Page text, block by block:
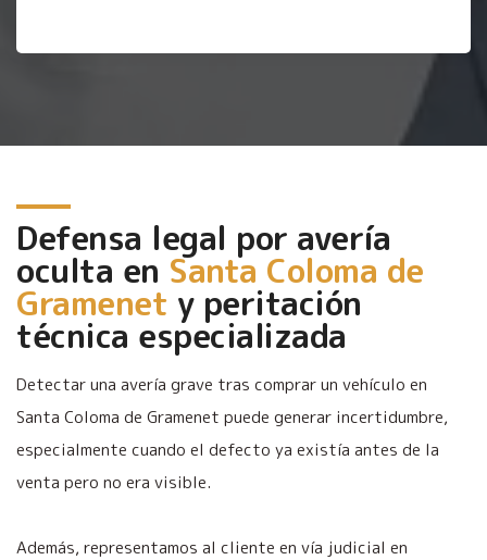
Defensa legal por avería
oculta en Santa Coloma de
Gramenet y peritación
técnica especializada
Detectar una avería grave tras comprar un vehículo en
Santa Coloma de Gramenet puede generar incertidumbre,
especialmente cuando el defecto ya existía antes de la
venta pero no era visible.
Además, representamos al cliente en vía judicial en